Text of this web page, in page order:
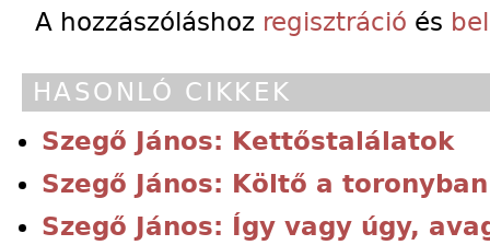
A hozzászóláshoz regisztráció és
HASONLÓ CIKKEK
Szegő János: Kettőstalálatok
Szegő János: Költő a toronyban
Szegő János: Így vagy úgy,